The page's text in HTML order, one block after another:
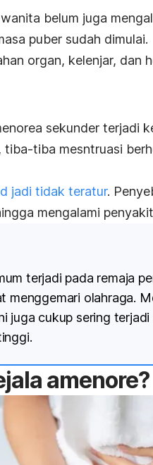
belum juga
puber sudah dimulai.
organ, kelenjar, dan
sekunder terjadi
tiba-tiba mesntruasi
jadi tidak teratur.
mengalami
terjadi pada remaja
menggemari olahraga.
juga cukup sering
amenore?